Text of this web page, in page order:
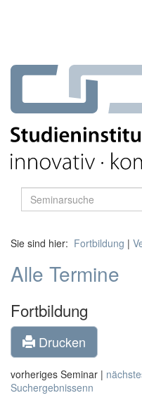
Sie sind hier: Fortbildung |
Alle Termine
Fortbildung
Drucken
vorheriges Seminar |
Suchergebnissenn